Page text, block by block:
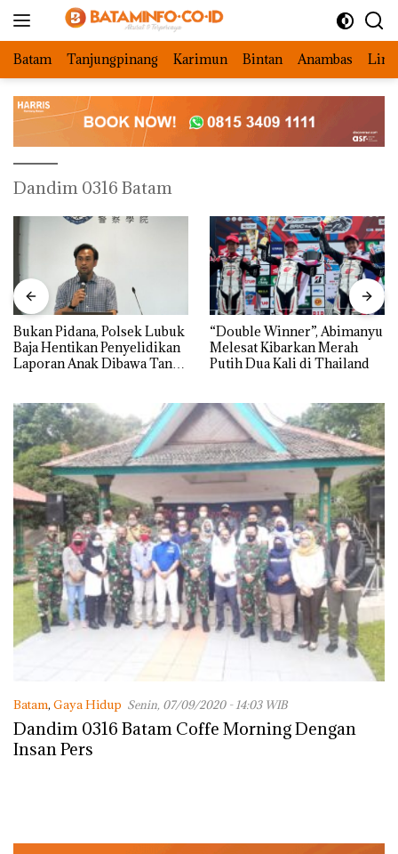
Batam Tanjungpinang Karimun Bintan Anambas
Dandim 0316 Batam
Bukan Pidana, Polsek Lubuk
Baja Hentikan Penyelidikan
Laporan Anak Dibawa Tanpa
“Double Winner”, Abimanyu
Melesat Kibarkan Merah
Putih Dua Kali di Thailand
Batam, Gaya Hidup Senin, 07/09/2020 - 14:03 WIB
Dandim 0316 Batam Coffe Morning Dengan
Insan Pers